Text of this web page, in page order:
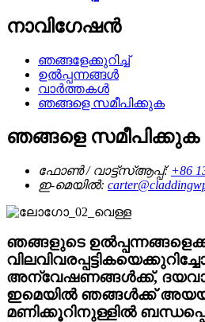
നാവിഗേഷൻ
ഞങ്ങളേക്കുറിച്ച്
ഉൽപ്പന്നങ്ങൾ
വാർത്തകൾ
ഞങ്ങളെ സമീപിക്കുക
ഞങ്ങളെ സമീപിക്കുക
ഫോൺ / വാട്ട്‌സ്ആപ്പ്: +86
ഇ-മെയിൽ:
ഞങ്ങളുടെ
അന്വേഷണങ്ങൾക്ക്,
ഇമെയിൽ ഞങ്ങൾക്ക്
മണിക്കൂറിനുള്ളിൽ